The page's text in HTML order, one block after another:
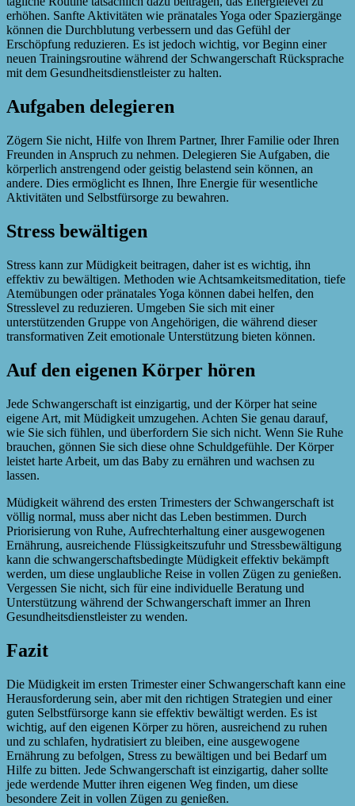
erhöhen. Sanfte Aktivitäten wie pränatales Yoga oder Spaziergänge
können die Durchblutung verbessern und das Gefühl der
Erschöpfung reduzieren. Es ist jedoch wichtig, vor Beginn einer
neuen Trainingsroutine während der Schwangerschaft Rücksprache
mit dem Gesundheitsdienstleister zu halten.
Aufgaben delegieren
Zögern Sie nicht, Hilfe von Ihrem Partner, Ihrer Familie oder Ihren
Freunden in Anspruch zu nehmen. Delegieren Sie Aufgaben, die
körperlich anstrengend oder geistig belastend sein können, an
andere. Dies ermöglicht es Ihnen, Ihre Energie für wesentliche
Aktivitäten und Selbstfürsorge zu bewahren.
Stress bewältigen
Stress kann zur Müdigkeit beitragen, daher ist es wichtig, ihn
effektiv zu bewältigen. Methoden wie Achtsamkeitsmeditation, tiefe
Atemübungen oder pränatales Yoga können dabei helfen, den
Stresslevel zu reduzieren. Umgeben Sie sich mit einer
unterstützenden Gruppe von Angehörigen, die während dieser
transformativen Zeit emotionale Unterstützung bieten können.
Auf den eigenen Körper hören
Jede Schwangerschaft ist einzigartig, und der Körper hat seine
eigene Art, mit Müdigkeit umzugehen. Achten Sie genau darauf,
wie Sie sich fühlen, und überfordern Sie sich nicht. Wenn Sie Ruhe
brauchen, gönnen Sie sich diese ohne Schuldgefühle. Der Körper
leistet harte Arbeit, um das Baby zu ernähren und wachsen zu
lassen.
Müdigkeit während des ersten Trimesters der Schwangerschaft ist
völlig normal, muss aber nicht das Leben bestimmen. Durch
Priorisierung von Ruhe, Aufrechterhaltung einer ausgewogenen
Ernährung, ausreichende Flüssigkeitszufuhr und Stressbewältigung
kann die schwangerschaftsbedingte Müdigkeit effektiv bekämpft
werden, um diese unglaubliche Reise in vollen Zügen zu genießen.
Vergessen Sie nicht, sich für eine individuelle Beratung und
Unterstützung während der Schwangerschaft immer an Ihren
Gesundheitsdienstleister zu wenden.
Fazit
Die Müdigkeit im ersten Trimester einer Schwangerschaft kann eine
Herausforderung sein, aber mit den richtigen Strategien und einer
guten Selbstfürsorge kann sie effektiv bewältigt werden. Es ist
wichtig, auf den eigenen Körper zu hören, ausreichend zu ruhen
und zu schlafen, hydratisiert zu bleiben, eine ausgewogene
Ernährung zu befolgen, Stress zu bewältigen und bei Bedarf um
Hilfe zu bitten. Jede Schwangerschaft ist einzigartig, daher sollte
jede werdende Mutter ihren eigenen Weg finden, um diese
besondere Zeit in vollen Zügen zu genießen.